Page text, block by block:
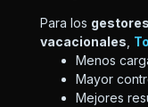
Para los
vacacionales
Menos
Mayor
Mejores